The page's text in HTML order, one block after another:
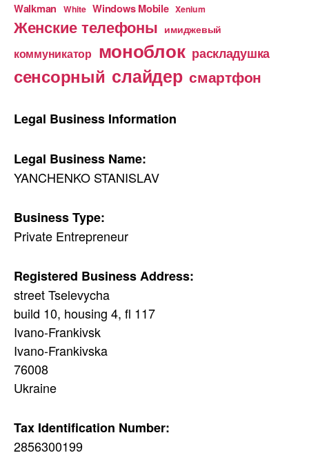
Walkman White Windows Mobile Xenium
Женские телефоны имиджевый
коммуникатор моноблок раскладушка
сенсорный слайдер смартфон
Legal Business Information
Legal Business Name:
YANCHENKO STANISLAV
Business Type:
Private Entrepreneur
Registered Business Address:
street Tselevycha
build 10, housing 4, fl 117
Ivano-Frankivsk
Ivano-Frankivska
76008
Ukraine
Tax Identification Number:
2856300199